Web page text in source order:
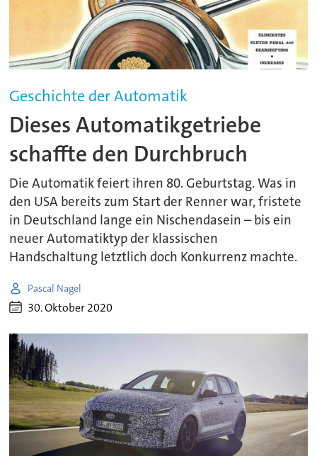
Geschichte der Automatik
Dieses Automatikgetriebe
schaffte den Durchbruch
Die Automatik feiert ihren 80. Geburtstag. Was in
den USA bereits zum Start der Renner war, fristete
in Deutschland lange ein Nischendasein – bis ein
neuer Automatiktyp der klassischen
Handschaltung letztlich doch Konkurrenz machte.
Pascal Nagel
30. Oktober 2020